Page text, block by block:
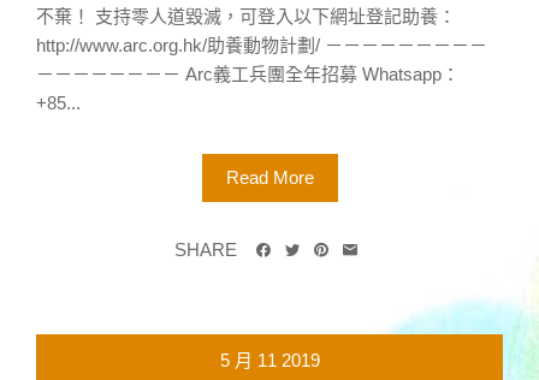
不棄！ 支持零人道毀滅，可登入以下網址登記助養：
http://www.arc.org.hk/助養動物計劃/ －－－－－－－－－
－－－－－－－－ Arc義工兵團全年招募 Whatsapp：
+85...
Read More
SHARE
5 月 11 2019